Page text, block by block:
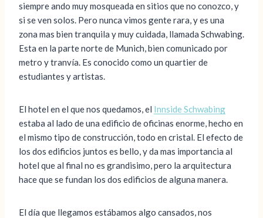
siempre ando muy mosqueada en sitios que no conozco, y
si se ven solos. Pero nunca vimos gente rara, y es una
zona mas bien tranquila y muy cuidada, llamada Schwabing.
Esta en la parte norte de Munich, bien comunicado por
metro y tranvía. Es conocido como un quartier de
estudiantes y artistas.
El hotel en el que nos quedamos, el Innside Schwabing
estaba al lado de una edificio de oficinas enorme, hecho en
el mismo tipo de construcción, todo en cristal. El efecto de
los dos edificios juntos es bello, y da mas importancia al
hotel que al final no es grandisimo, pero la arquitectura
hace que se fundan los dos edificios de alguna manera.
El día que llegamos estábamos algo cansados, nos